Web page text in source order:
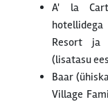
A' la
Resort ja
(lisatasu
Baar
Village